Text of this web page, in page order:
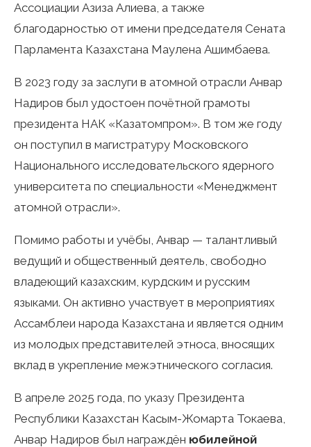
Ассоциации Азиза Алиева, а также
благодарностью от имени председателя Сената
Парламента Казахстана Маулена Ашимбаева.
В 2023 году за заслуги в атомной отрасли Анвар
Надиров был удостоен почётной грамоты
президента НАК «Казатомпром». В том же году
он поступил в магистратуру Московского
Национального исследовательского ядерного
университета по специальности «Менеджмент
атомной отрасли».
Помимо работы и учёбы, Анвар — талантливый
ведущий и общественный деятель, свободно
владеющий казахским, курдским и русским
языками. Он активно участвует в мероприятиях
Ассамблеи народа Казахстана и является одним
из молодых представителей этноса, вносящих
вклад в укрепление межэтнического согласия.
В апреле 2025 года, по указу Президента
Республики Казахстан Касым-Жомарта Токаева,
Анвар Надиров был награждён юбилейной